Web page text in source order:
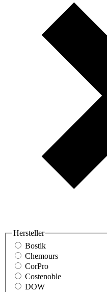
Hersteller
Bostik
Chemours
CorPro
Costenoble
DOW